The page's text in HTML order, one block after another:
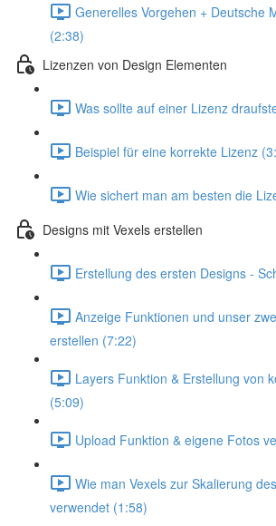
Generelles Vorgehen + Deutsche
(2:38)
Lizenzen von Design Elementen
Was sollte auf einer Lizenz
Beispiel für eine korrekte Lizenz
Wie sichert man am besten die
Designs mit Vexels erstellen
Erstellung des ersten Designs -
Anzeige Funktionen und unser
erstellen (7:22)
Layers Funktion & Erstellung von
(5:09)
Upload Funktion & eigene Fotos
Wie man Vexels zur Skalierung
verwendet (1:58)